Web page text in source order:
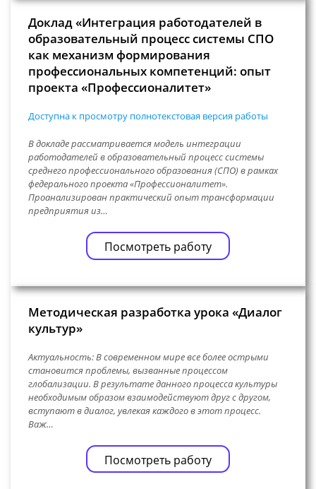
Доклад «Интеграция работодателей в
образовательный процесс системы СПО
как механизм формирования
профессиональных компетенций: опыт
проекта «Профессионалитет»
Доступна к просмотру полнотекстовая версия работы
В докладе рассматривается модель интеграции
работодателей в образовательный процесс системы
среднего профессионального образования (СПО) в рамках
федерального проекта «Профессионалитет».
Проанализирован практический опыт трансформации
предприятия из…
Посмотреть работу
Методическая разработка урока «Диалог
культур»
Актуальность: В современном мире все более острыми
становится проблемы, вызванные процессом
глобализации. В результате данного процесса культуры
необходимым образом взаимодействуют друг с другом,
вступают в диалог, увлекая каждого в этот процесс.
Важ…
Посмотреть работу